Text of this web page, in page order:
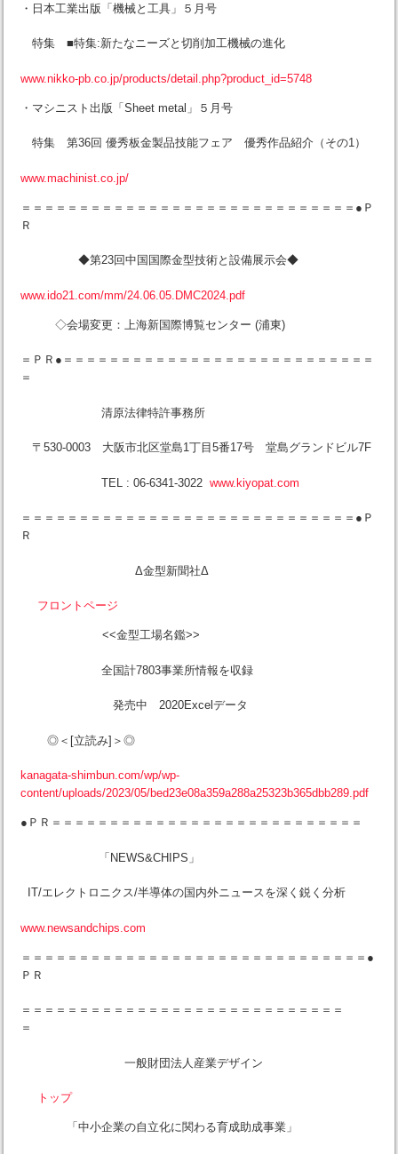
・日本工業出版「機械と工具」５月号
特集 ■特集:新たなニーズと切削加工機械の進化
www.nikko-pb.co.jp/products/detail.php?product_id=5748
・マシニスト出版「Sheet metal」５月号
特集 第36回 優秀板金製品技能フェア 優秀作品紹介（その1）
www.machinist.co.jp/
＝＝＝＝＝＝＝＝＝＝＝＝＝＝＝＝＝＝＝＝＝＝＝＝＝＝＝＝＝●Ｐ
Ｒ
◆第23回中国国際金型技術と設備展示会◆
www.ido21.com/mm/24.06.05.DMC2024.pdf
◇会場変更：上海新国際博覧センター (浦東)
＝ＰＲ●＝＝＝＝＝＝＝＝＝＝＝＝＝＝＝＝＝＝＝＝＝＝＝＝＝＝＝
＝
清原法律特許事務所
〒530-0003 大阪市北区堂島1丁目5番17号 堂島グランドビル7F
TEL : 06-6341-3022 www.kiyopat.com
＝＝＝＝＝＝＝＝＝＝＝＝＝＝＝＝＝＝＝＝＝＝＝＝＝＝＝＝＝●Ｐ
Ｒ
Δ金型新聞社Δ
フロントページ
<<金型工場名鑑>>
全国計7803事業所情報を収録
発売中 2020Excelデータ
◎＜[立読み]＞◎
kanagata-shimbun.com/wp/wp-
content/uploads/2023/05/bed23e08a359a288a25323b365dbb289.pdf
●ＰＲ＝＝＝＝＝＝＝＝＝＝＝＝＝＝＝＝＝＝＝＝＝＝＝＝＝＝＝
「NEWS&CHIPS」
IT/エレクトロニクス/半導体の国内外ニュースを深く鋭く分析
www.newsandchips.com
＝＝＝＝＝＝＝＝＝＝＝＝＝＝＝＝＝＝＝＝＝＝＝＝＝＝＝＝＝＝●
ＰＲ
＝＝＝＝＝＝＝＝＝＝＝＝＝＝＝＝＝＝＝＝＝＝＝＝＝＝＝＝
＝
一般財団法人産業デザイン
トップ
「中小企業の自立化に関わる育成助成事業」